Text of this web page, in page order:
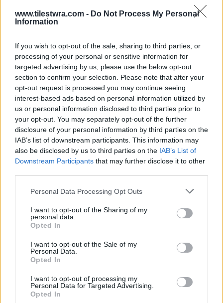
www.tilestwra.com - Do Not Process My Personal
Information
If you wish to opt-out of the sale, sharing to third parties, or
processing of your personal or sensitive information for
targeted advertising by us, please use the below opt-out
section to confirm your selection. Please note that after your
opt-out request is processed you may continue seeing
interest-based ads based on personal information utilized by
us or personal information disclosed to third parties prior to
your opt-out. You may separately opt-out of the further
disclosure of your personal information by third parties on the
IAB’s list of downstream participants. This information may
also be disclosed by us to third parties on the IAB’s List of
Downstream Participants that may further disclose it to other
Personal Data Processing Opt Outs
I want to opt-out of the Sharing of my
personal data.
Opted In
I want to opt-out of the Sale of my
Personal Data.
Opted In
I want to opt-out of processing my
Personal Data for Targeted Advertising.
Opted In